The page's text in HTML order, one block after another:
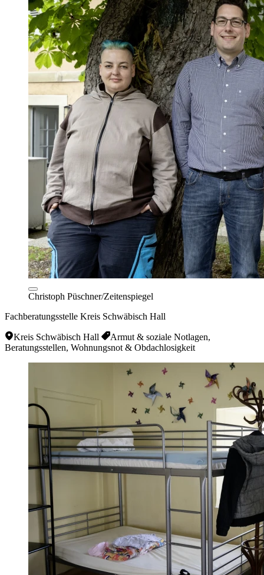
Christoph Püschner/Zeitenspiegel
Fachberatungsstelle Kreis Schwäbisch Hall
Kreis Schwäbisch Hall
Armut & soziale Notlagen,
Beratungsstellen, Wohnungsnot & Obdachlosigkeit